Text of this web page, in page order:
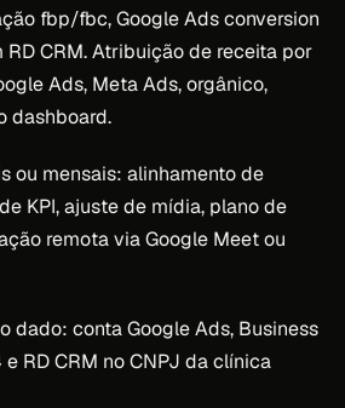
fbp/fbc, Google Ads conversion
RD CRM. Atribuição de receita por
Ads, Meta Ads, orgânico,
dashboard.
ou mensais: alinhamento de
KPI, ajuste de mídia, plano de
remota via Google Meet ou
dado: conta Google Ads, Business
e RD CRM no CNPJ da clínica